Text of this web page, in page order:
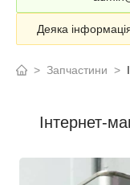
Деяка
> Запчастини >
Інтернет-